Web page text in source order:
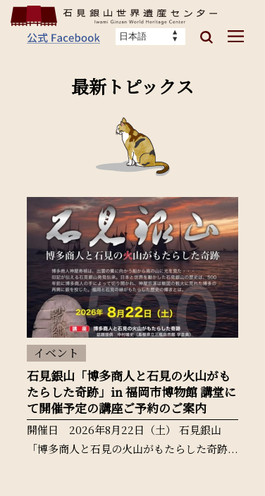
最新トピックス
イベント
石見銀山「博多商人と石見の火山がも
たらした奇跡」in 福岡市博物館 講堂に
て開催予定の講座ご予約のご案内
開催日 2026年8月22日（土） 石見銀山
「博多商人と石見の火山がもたらした奇跡...